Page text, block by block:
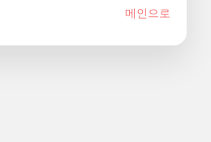
메인으로